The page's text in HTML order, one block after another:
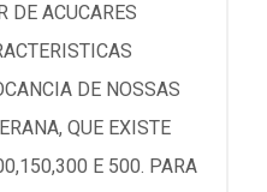
DE ACUCARES
DE NOSSAS
QUE EXISTE
E 500. PARA